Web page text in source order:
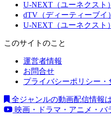
U-NEXT（ユーネクスト
dTV（ディーティーブイ
U-NEXT（ユーネクスト
このサイトのこと
運営者情報
お問合せ
プライバシーポリシー・
全ジャンルの動画配信情報
映画・ドラマ・アニメ・バ